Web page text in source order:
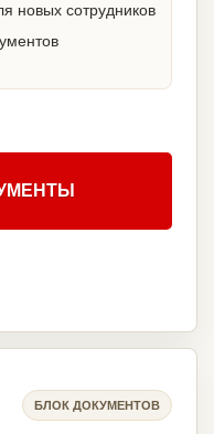
новых сотрудников
БЛОК ДОКУМЕНТОВ